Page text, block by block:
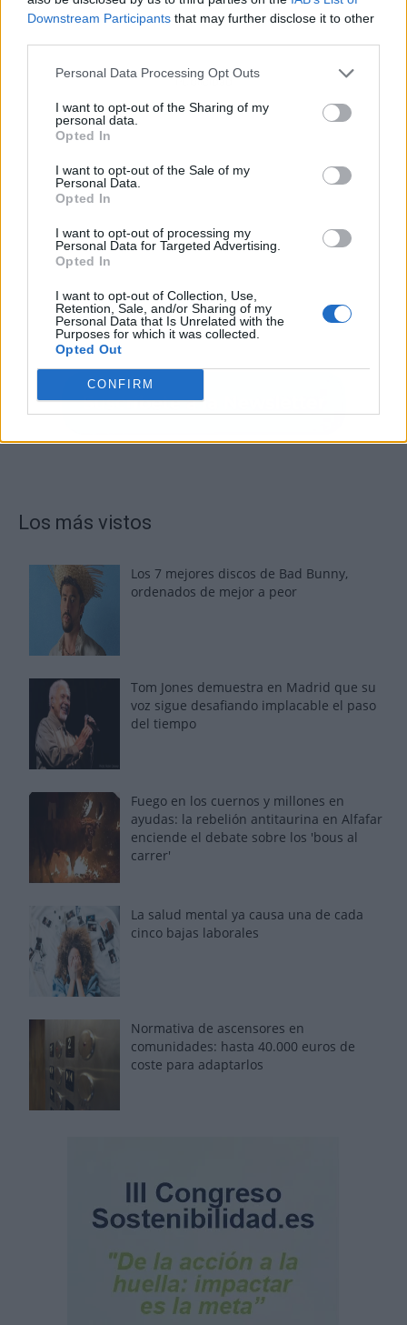
Downstream Participants that may further disclose it to other
Personal Data Processing Opt Outs
I want to opt-out of the Sharing of my
personal data.
Opted In
I want to opt-out of the Sale of my
Personal Data.
Opted In
I want to opt-out of processing my
Personal Data for Targeted Advertising.
Opted In
I want to opt-out of Collection, Use,
Retention, Sale, and/or Sharing of my
Personal Data that Is Unrelated with the
Purposes for which it was collected.
Opted Out
CONFIRM
Publicidad
Los más vistos
Los 7 mejores discos de Bad Bunny,
ordenados de mejor a peor
Tom Jones demuestra en Madrid que su
voz sigue desafiando implacable el paso
del tiempo
Fuego en los cuernos y millones en
ayudas: la rebelión antitaurina en Alfafar
enciende el debate sobre los 'bous al
carrer'
La salud mental ya causa una de cada
cinco bajas laborales
Normativa de ascensores en
comunidades: hasta 40.000 euros de
coste para adaptarlos